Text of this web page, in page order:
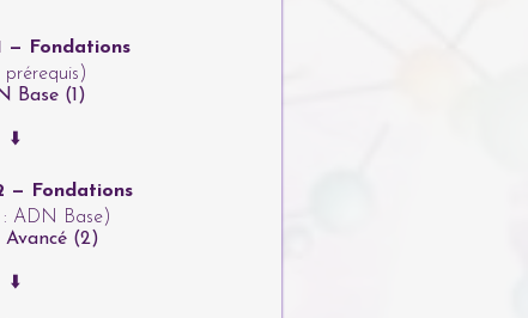
— Fondations
prérequis)
Base (1)
⬇️
— Fondations
: ADN Base)
(2)
⬇️